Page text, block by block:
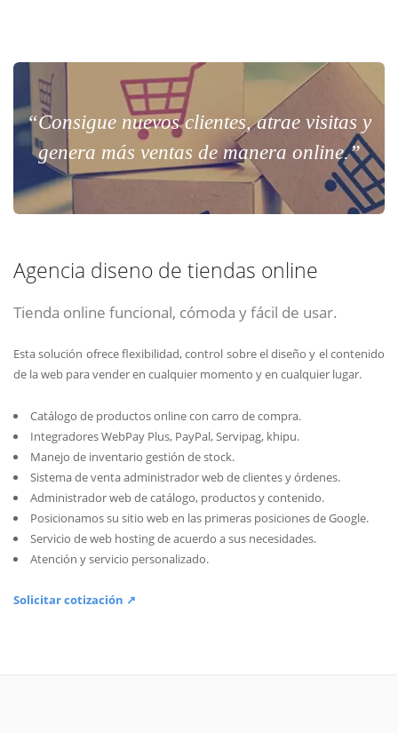
“Consigue nuevos clientes, atrae visitas y
genera más ventas de manera online.”
Agencia diseno de tiendas online
Tienda online funcional, cómoda y fácil de usar.
Esta solución ofrece flexibilidad, control sobre el diseño y el contenido
de la web para vender en cualquier momento y en cualquier lugar.
Catálogo de productos online con carro de compra.
Integradores WebPay Plus, PayPal, Servipag, khipu.
Manejo de inventario gestión de stock.
Sistema de venta administrador web de clientes y órdenes.
Administrador web de catálogo, productos y contenido.
Posicionamos su sitio web en las primeras posiciones de Google.
Servicio de web hosting de acuerdo a sus necesidades.
Atención y servicio personalizado.
Solicitar cotización ↗